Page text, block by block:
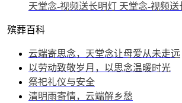
天堂念-视频送长明灯 天堂念-视频送
殡葬百科
云端寄思念，天堂念让母爱从未走远
以劳动致敬岁月，以思念温暖时光
祭祀礼仪与安全
清明雨寄情，云端解乡愁